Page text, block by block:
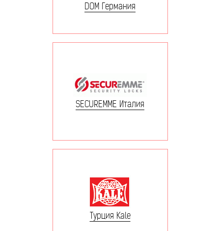
DOM Германия
SECUREMME Италия
Турция Kale